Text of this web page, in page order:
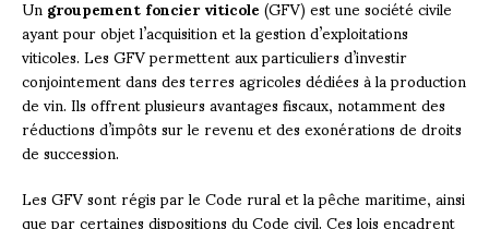
ayant pour objet l’acquisition et la gestion d’exploitations
viticoles. Les GFV permettent aux particuliers d’investir
conjointement dans des terres agricoles dédiées à la production
de vin. Ils offrent plusieurs avantages fiscaux, notamment des
réductions d’impôts sur le revenu et des exonérations de droits
de succession.
Les GFV sont régis par le Code rural et la pêche maritime, ainsi